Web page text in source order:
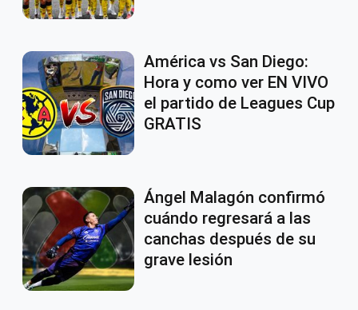
América vs San Diego:
Hora y como ver EN VIVO
el partido de Leagues Cup
GRATIS
Ángel Malagón confirmó
cuándo regresará a las
canchas después de su
grave lesión